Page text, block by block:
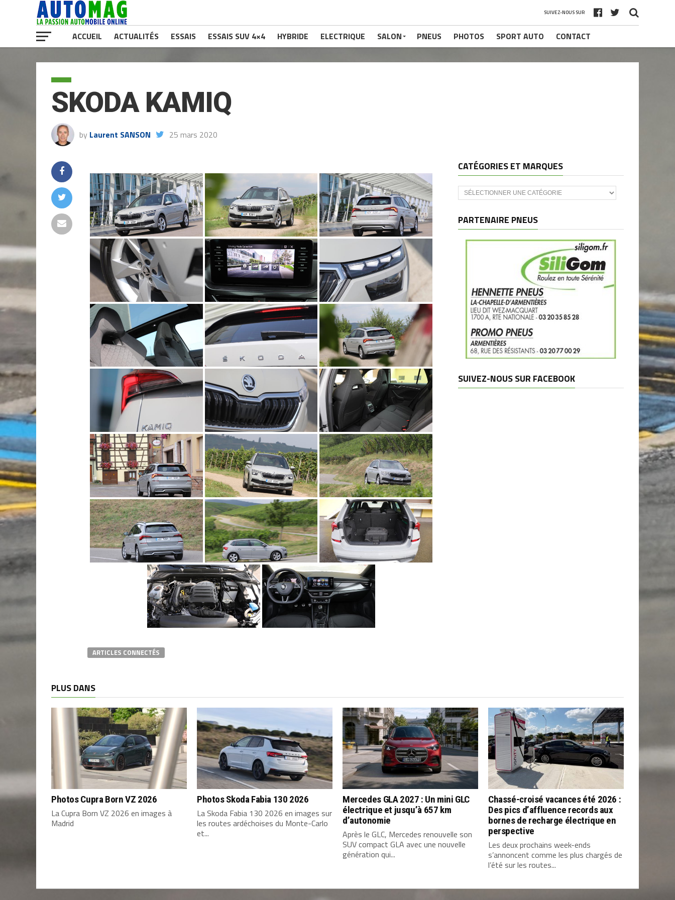
SUIVEZ-NOUS SUR
ACCUEIL ACTUALITÉS ESSAIS ESSAIS SUV 4×4 HYBRIDE ELECTRIQUE SALON PNEUS PHOTOS SPORT AUTO CONTACT
SKODA KAMIQ
by Laurent SANSON 25 mars 2020
ARTICLES CONNECTÉS
CATÉGORIES ET MARQUES
Catégories
et
PARTENAIRE PNEUS
SUIVEZ-NOUS SUR FACEBOOK
PLUS DANS
Photos Cupra Born VZ 2026
La Cupra Born VZ 2026 en images à
Madrid
Photos Skoda Fabia 130 2026
La Skoda Fabia 130 2026 en images sur
les routes ardéchoises du Monte-Carlo
et...
Mercedes GLA 2027 : Un mini GLC
électrique et jusqu’à 657 km
d’autonomie
Après le GLC, Mercedes renouvelle son
SUV compact GLA avec une nouvelle
génération qui...
Chassé-croisé vacances été 2026 :
Des pics d’affluence records aux
bornes de recharge électrique en
perspective
Les deux prochains week-ends
s’annoncent comme les plus chargés de
l’été sur les routes...